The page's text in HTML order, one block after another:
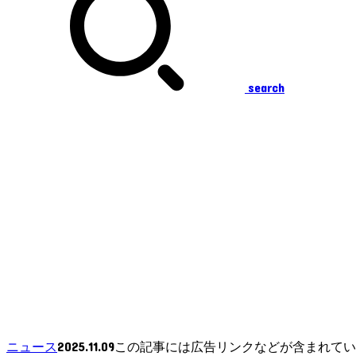
search
ニュース2025.11.09この記事には広告リンクなどが含まれて